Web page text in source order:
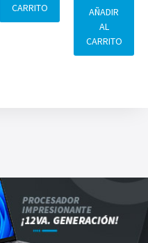
CARRITO
AÑADIR
AL
CARRITO